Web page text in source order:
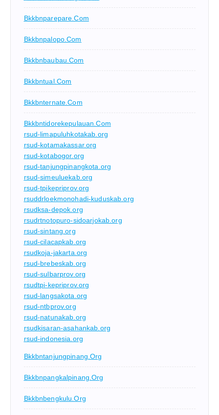
Bkkbnparepare.com
Bkkbnpalopo.com
Bkkbnbaubau.com
Bkkbntual.com
Bkkbnternate.com
Bkkbntidorekepulauan.com
rsud-limapuluhkotakab.org
rsud-kotamakassar.org
rsud-kotabogor.org
rsud-tanjungpinangkota.org
rsud-simeuluekab.org
rsud-tpikepriprov.org
rsuddrloekmonohadi-kuduskab.org
rsudksa-depok.org
rsudrtnotopuro-sidoarjokab.org
rsud-sintang.org
rsud-cilacapkab.org
rsudkoja-jakarta.org
rsud-brebeskab.org
rsud-sulbarprov.org
rsudtpi-kepriprov.org
rsud-langsakota.org
rsud-ntbprov.org
rsud-natunakab.org
rsudkisaran-asahankab.org
rsud-indonesia.org
Bkkbntanjungpinang.org
Bkkbnpangkalpinang.org
Bkkbnbengkulu.org